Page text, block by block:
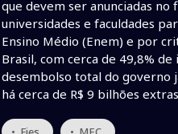
que devem ser anunciadas
universidades e faculdades
Ensino Médio (Enem) e por
Brasil, com cerca de 49,8%
desembolso total do governo
há cerca de R$ 9 bilhões